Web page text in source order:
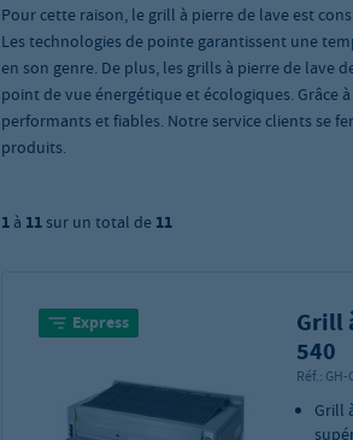
Pour cette raison, le grill à pierre de lave est
Les technologies de pointe garantissent une
en son genre. De plus, les grills à pierre de lave
point de vue énergétique et écologiques.
performants et fiables. Notre service clients se
produits.
1 à 11 sur un total de 11
Express
Grill
540
Réf.: GH-
Grill